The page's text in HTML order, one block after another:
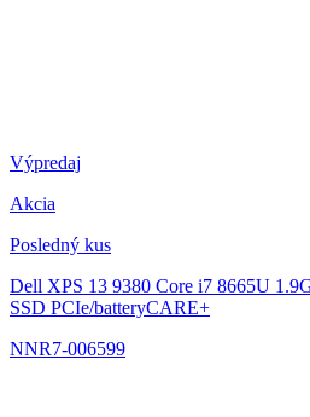
Výpredaj
Akcia
Posledný kus
Dell XPS 13 9380 Core i7 8665U
SSD PCIe/batteryCARE+
NNR7-006599